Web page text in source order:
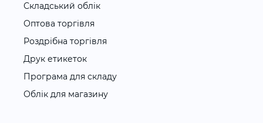
Складський облік
Оптова торгівля
Роздрібна торгівля
Друк етикеток
Програма для складу
Облік для магазину